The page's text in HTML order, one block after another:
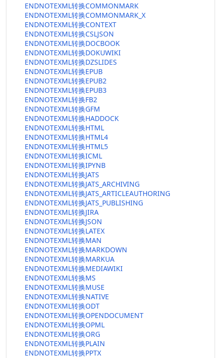
ENDNOTEXML转换COMMONMARK
ENDNOTEXML转换COMMONMARK_X
ENDNOTEXML转换CONTEXT
ENDNOTEXML转换CSLJSON
ENDNOTEXML转换DOCBOOK
ENDNOTEXML转换DOKUWIKI
ENDNOTEXML转换DZSLIDES
ENDNOTEXML转换EPUB
ENDNOTEXML转换EPUB2
ENDNOTEXML转换EPUB3
ENDNOTEXML转换FB2
ENDNOTEXML转换GFM
ENDNOTEXML转换HADDOCK
ENDNOTEXML转换HTML
ENDNOTEXML转换HTML4
ENDNOTEXML转换HTML5
ENDNOTEXML转换ICML
ENDNOTEXML转换IPYNB
ENDNOTEXML转换JATS
ENDNOTEXML转换JATS_ARCHIVING
ENDNOTEXML转换JATS_ARTICLEAUTHORING
ENDNOTEXML转换JATS_PUBLISHING
ENDNOTEXML转换JIRA
ENDNOTEXML转换JSON
ENDNOTEXML转换LATEX
ENDNOTEXML转换MAN
ENDNOTEXML转换MARKDOWN
ENDNOTEXML转换MARKUA
ENDNOTEXML转换MEDIAWIKI
ENDNOTEXML转换MS
ENDNOTEXML转换MUSE
ENDNOTEXML转换NATIVE
ENDNOTEXML转换ODT
ENDNOTEXML转换OPENDOCUMENT
ENDNOTEXML转换OPML
ENDNOTEXML转换ORG
ENDNOTEXML转换PLAIN
ENDNOTEXML转换PPTX